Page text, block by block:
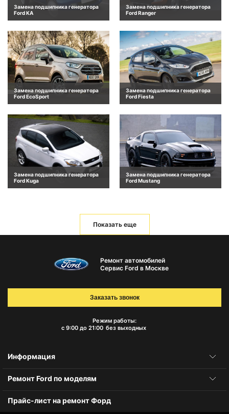
Замена подшипника генератора
Ford KA
Замена подшипника генератора
Ford Ranger
Замена подшипника генератора
Ford EcoSport
Замена подшипника генератора
Ford Fiesta
Замена подшипника генератора
Ford Kuga
Замена подшипника генератора
Ford Mustang
Показать еще
Ремонт автомобилей
Сервис Ford в Москве
Режим работы:
с 9:00 до 21:00 без выходных
Заказать звонок
Информация
Ремонт Ford по моделям
Прайс-лист на ремонт Форд